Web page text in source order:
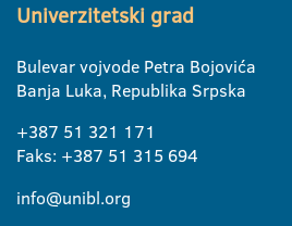
Univerzitetski grad
Bulevar vojvode Petra Bojovića
Banja Luka, Republika Srpska
+387 51 321 171
Faks: +387 51 315 694
info@unibl.org